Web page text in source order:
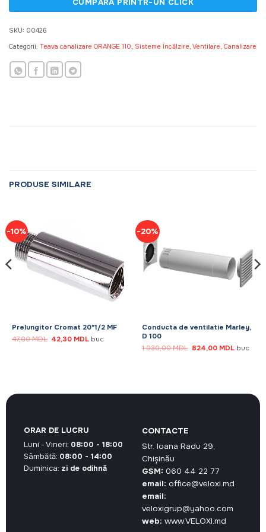
SKU: 00426
Categorii: Teava canalizare ORANGE 110, Sisteme Încălzire, Ventilare, Canalizare
PRODUSE SIMILARE
-10%
Prelungitor Cromat 20*1/2 MF
47,00MDL Prețul
inițial
42,30 MDLPrețul
buc
-20%
Conducta de ventilatie Marley,
D 100
1 030,00MDL Prețul
inițial
824,00 MDLPrețul
buc
CONTACTE
Str. Ioana Radu 29,
Chișinău
GSM: 060 44 22 77
email: office@veloxi.md
email:
veloxigrup@yahoo.com
web: www.VELOXI.md
ORAR DE LUCRU
Luni - Vineri: 08:00 - 18:00
Sâmbătă: 08:00 - 14:00
Duminica: zi de odihnă